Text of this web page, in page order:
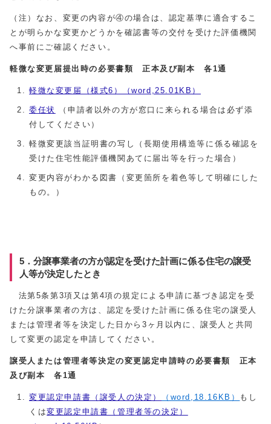
（注）なお、変更の内容が④の場合は、認定基準に適合するこ
とが明らかな変更かどうかを確認書等の交付を受けた評価機関
へ事前にご確認ください。
軽微な変更届提出時の必要書類 正本及び副本 各1通
軽微な変更届（様式6）（word,25.01KB）
委任状
（申請者以外の方が窓口に来られる場合は必ず添
付してください）
軽微変更該当証明書の写し（長期使用構造等に係る確認を
受けた住宅性能評価機関あてに届出等を行った場合）
変更内容がわかる図書（変更箇所を着色等して明確にした
もの。）
5．分譲事業者の方が認定を受けた計画に係る住宅の譲受
人等が決定したとき
法第5条第3項又は第4項の規定による申請に基づき認定を受
けた分譲事業者の方は、認定を受けた計画に係る住宅の譲受人
または管理者等を決定した日から3ヶ月以内に、譲受人と共同
して変更の認定を申請してください。
譲受人または管理者等決定の変更認定申請時の必要書類 正本
及び副本 各1通
変更認定申請書（譲受人の決定） （word,18.16KB）
もし
くは変更認定申請書（管理者等の決定）